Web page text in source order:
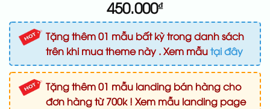
450.000₫
Tặng thêm 01 mẫu bất kỳ trong danh sách
trên khi mua theme này . Xem mẫutại đây
Tặng thêm 01 mẫu landing bán hàng cho
đơn hàng từ 700k ! Xem mẫu landing page